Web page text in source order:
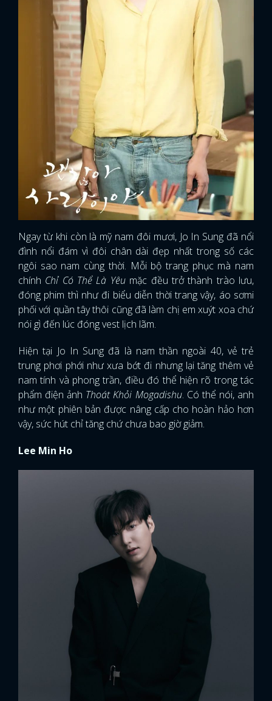
FACEBOOK GOOGLE
Ngay từ khi còn là mỹ nam đôi mươi, Jo In Sung đã nổi
đình nổi đám vì đôi chân dài đẹp nhất trong số các
ngôi sao nam cùng thời. Mỗi bộ trang phục mà nam
chính Chỉ Có Thể Là Yêumặc đều trở thành trào lưu,
đóng phim thì như đi biểu diễn thời trang vậy, áo sơmi
phối với quần tây thôi cũng đã làm chị em xuýt xoa chứ
nói gì đến lúc đóng vest lịch lãm.
Hiện tại Jo In Sung đã là nam thần ngoài 40, vẻ trẻ
trung phơi phới như xưa bớt đi nhưng lại tăng thêm vẻ
nam tính và phong trần, điều đó thể hiện rõ trong tác
phẩm điện ảnh Thoát Khỏi Mogadishu. Có thể nói, anh
như một phiên bản được nâng cấp cho hoàn hảo hơn
vậy, sức hút chỉ tăng chứ chưa bao giờ giảm.
Lee Min Ho